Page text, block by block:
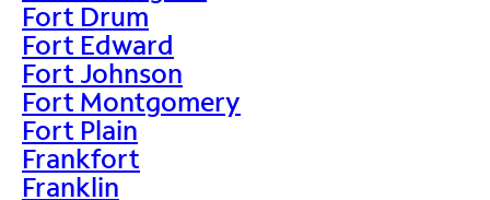
Fort Drum
Fort Edward
Fort Johnson
Fort Montgomery
Fort Plain
Frankfort
Franklin